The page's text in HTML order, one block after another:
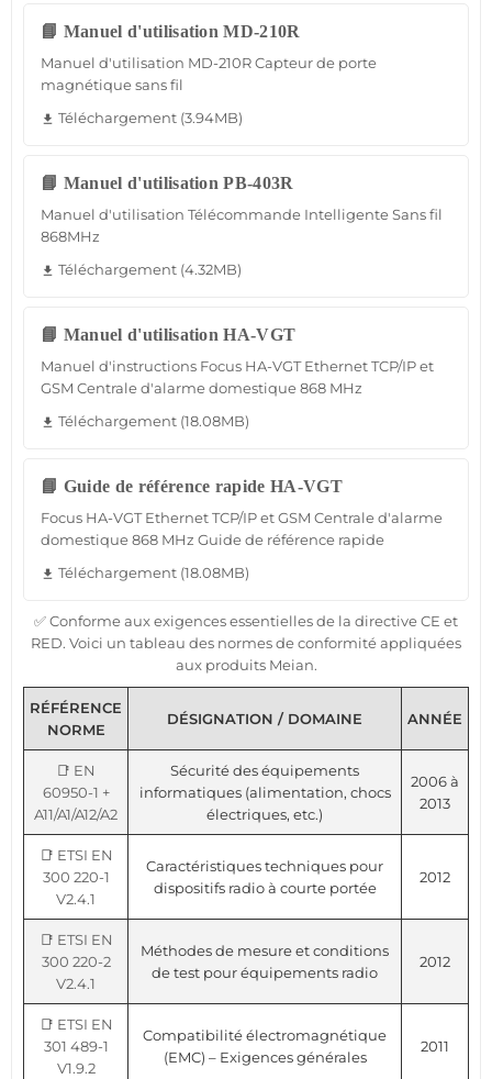
📘 Manuel d'utilisation MD-210R
Manuel d'utilisation MD-210R Capteur de porte
magnétique sans fil
file_download Téléchargement (3.94MB)
📘 Manuel d'utilisation PB-403R
Manuel d'utilisation Télécommande Intelligente Sans fil
868MHz
file_download Téléchargement (4.32MB)
📘 Manuel d'utilisation HA-VGT
Manuel d'instructions Focus HA-VGT Ethernet TCP/IP et
GSM Centrale d'alarme domestique 868 MHz
file_download Téléchargement (18.08MB)
📘 Guide de référence rapide HA-VGT
Focus HA-VGT Ethernet TCP/IP et GSM Centrale d'alarme
domestique 868 MHz Guide de référence rapide
file_download Téléchargement (18.08MB)
✅ Conforme aux exigences essentielles de la directive CE et
RED. Voici un tableau des normes de conformité appliquées
aux produits Meian.
RÉFÉRENCE
NORME
DÉSIGNATION / DOMAINE ANNÉE
📑 EN
60950-1 +
A11/A1/A12/A2
Sécurité des équipements
informatiques (alimentation, chocs
électriques, etc.)
2006 à
2013
📑 ETSI EN
300 220-1
V2.4.1
Caractéristiques techniques pour
dispositifs radio à courte portée
2012
📑 ETSI EN
300 220-2
V2.4.1
Méthodes de mesure et conditions
de test pour équipements radio
2012
📑 ETSI EN
301 489-1
V1.9.2
Compatibilité électromagnétique
(EMC) – Exigences générales
2011